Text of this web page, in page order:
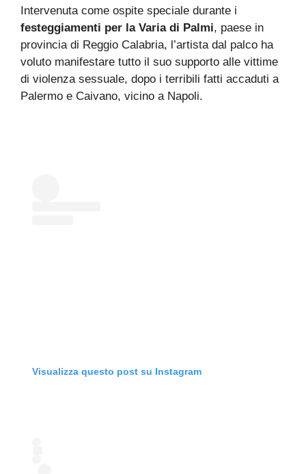
Intervenuta come ospite speciale durante i
festeggiamenti per la Varia di Palmi, paese in
provincia di Reggio Calabria, l’artista dal palco ha
voluto manifestare tutto il suo supporto alle vittime
di violenza sessuale, dopo i terribili fatti accaduti a
Palermo e Caivano, vicino a Napoli.
Visualizza questo post su Instagram